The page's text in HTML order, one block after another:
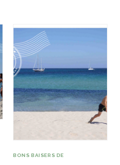
BONS BAISERS DE